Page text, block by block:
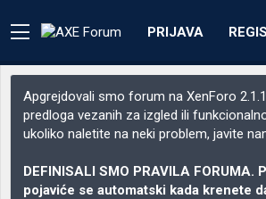
PRIJAVA
Apgrejdovali smo forum na XenForo
predloga vezanih za izgled ili
ukoliko naletite na neki problem, javite
DEFINISALI SMO PRAVILA FORUMA.
pojaviće se automatski kada krenete